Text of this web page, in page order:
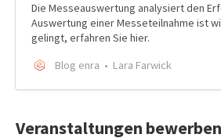
Die Messeauswertung analysiert den
Auswertung einer Messeteilnahme ist
gelingt, erfahren Sie hier.
Blog enra
Lara Farwick
Veranstaltungen bewerben